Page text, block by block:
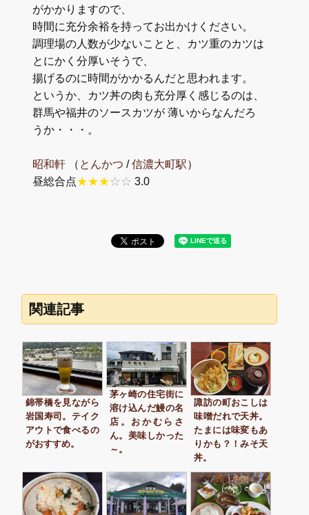
がかかりますので、
時間に充分余裕を持ってお出かけください。
調理場の人数が少ないことと、カツ重のカツは
とにかく分厚いそうで、
揚げるのに時間がかかるんだと思われます。
というか、カツ丼の肉も充分厚く感じるのは、
群馬や福井のソースカツが 薄いからなんだろ
うか・・・。
昭和軒 （ とんかつ /信濃大町駅）
昼総合点★★★☆☆ 3.0
関連記事
錦帯橋を見ながら
岩国寿司。テイク
アウトで食べるの
がおすすめ。
茅ヶ崎の住宅街に
溶け込んだ鰻の名
店。おかむらさ
ん。美味しかった
～。
諏訪の町おこしは
味噌だれで天丼。
たまには味変もあ
りかも？！みそ天
丼。